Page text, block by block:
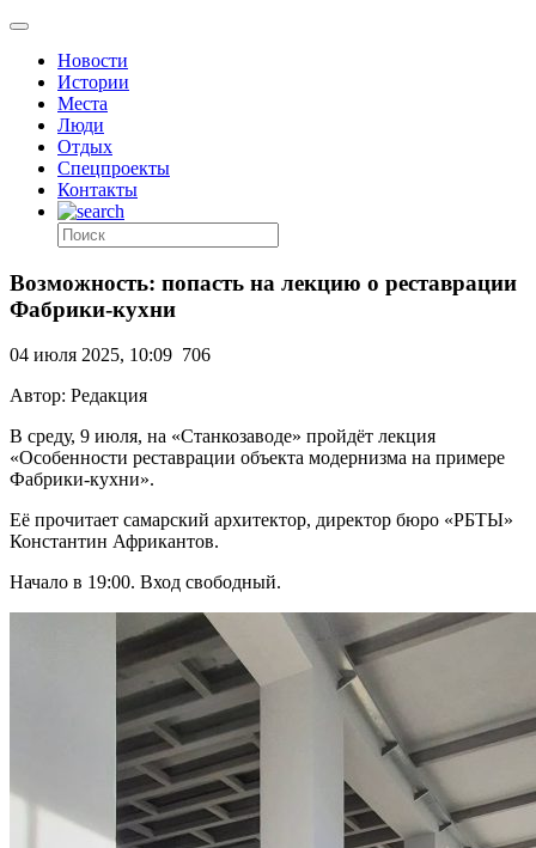
Новости
Истории
Места
Люди
Отдых
Спецпроекты
Контакты
Возможность: попасть на лекцию о реставрации
Фабрики-кухни
04 июля 2025, 10:09 706
Автор: Редакция
В среду, 9 июля, на «Станкозаводе» пройдёт лекция
«Особенности реставрации объекта модернизма на примере
Фабрики-кухни».
Её прочитает самарский архитектор, директор бюро «РБТЫ»
Константин Африкантов.
Начало в 19:00. Вход свободный.